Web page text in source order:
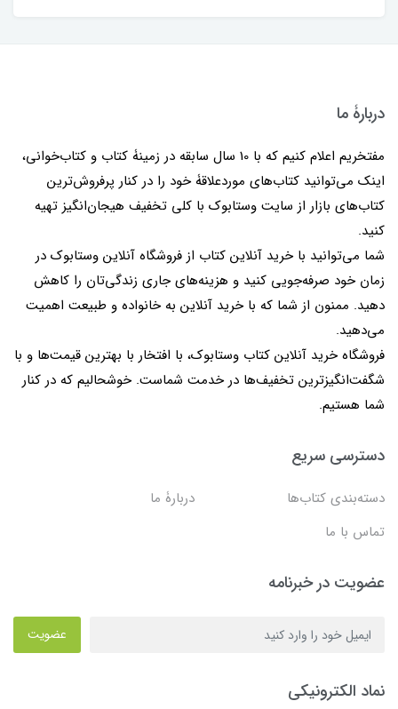
دربارۀ ما
مفتخریم اعلام کنیم که با 10 سال سابقه در زمینۀ کتاب و کتاب‌خوانی،
اینک می‌توانید کتاب‌های موردعلاقۀ خود را در کنار پرفروش‌ترین
کتاب‌های بازار از سایت وستابوک با کلی تخفیف هیجان‌انگیز تهیه
کنید.
شما می‌توانید با خرید آنلاین کتاب از فروشگاه آنلاین وستابوک در
زمان خود صرفه‌جویی کنید و هزینه‌های جاری زندگی‌تان را کاهش
دهید. ممنون از شما که با خرید آنلاین به خانواده و طبیعت اهمیت
می‌دهید.
فروشگاه خرید آنلاین کتاب وستابوک، با افتخار با بهترین قیمت‌ها و با
شگفت‌انگیزترین تخفیف‌ها در خدمت شماست. خوشحالیم که در کنار
شما هستیم.
دسترسی سریع
دسته‌بندی کتاب‌ها
دربارۀ ما
تماس با ما
عضویت در خبرنامه
عضویت
نماد الکترونیکی